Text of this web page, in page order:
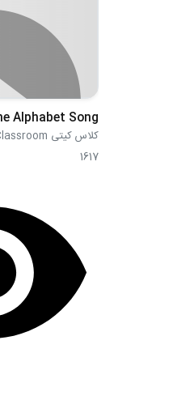
Alphabet Song
کلاس کیتی Caitie's Classroom
1617